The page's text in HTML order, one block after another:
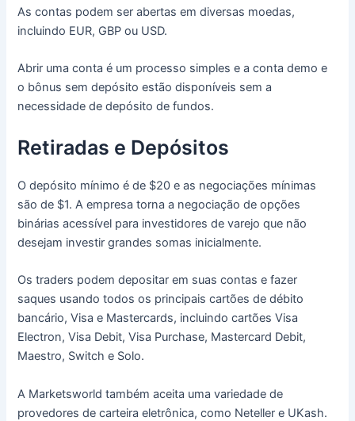
As contas podem ser abertas em diversas moedas,
incluindo EUR, GBP ou USD.
Abrir uma conta é um processo simples e a conta demo e
o bônus sem depósito estão disponíveis sem a
necessidade de depósito de fundos.
Retiradas e Depósitos
O depósito mínimo é de $20 e as negociações mínimas
são de $1.A empresa torna a negociação de opções
binárias acessível para investidores de varejo que não
desejam investir grandes somas inicialmente.
Os traders podem depositar em suas contas e fazer
saques usando todos os principais cartões de débito
bancário, Visa e Mastercards, incluindo cartões Visa
Electron, Visa Debit, Visa Purchase, Mastercard Debit,
Maestro, Switch e Solo.
A Marketsworld também aceita uma variedade de
provedores de carteira eletrônica, como Neteller e UKash.